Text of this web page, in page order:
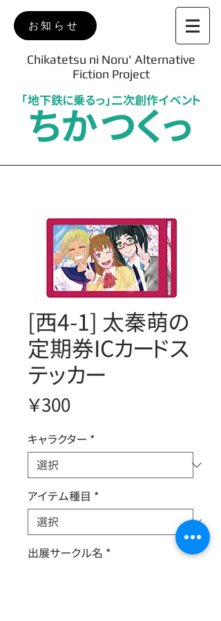
お知らせ
Chikatetsu ni Noru' Alternative
Fiction Project
ちかつくっ
「地下鉄に乗るっ」二次創作イベント
[西4-1] 太秦萌の
定期券ICカードス
テッカー
￥300価
キャラクター *
アイテム種目 *
出展サークル名 *